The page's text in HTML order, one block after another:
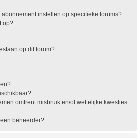
instellen op specifieke forums?
op?
op dit forum?
omtrent misbruik en/of wettelijke kwesties
beheerder?